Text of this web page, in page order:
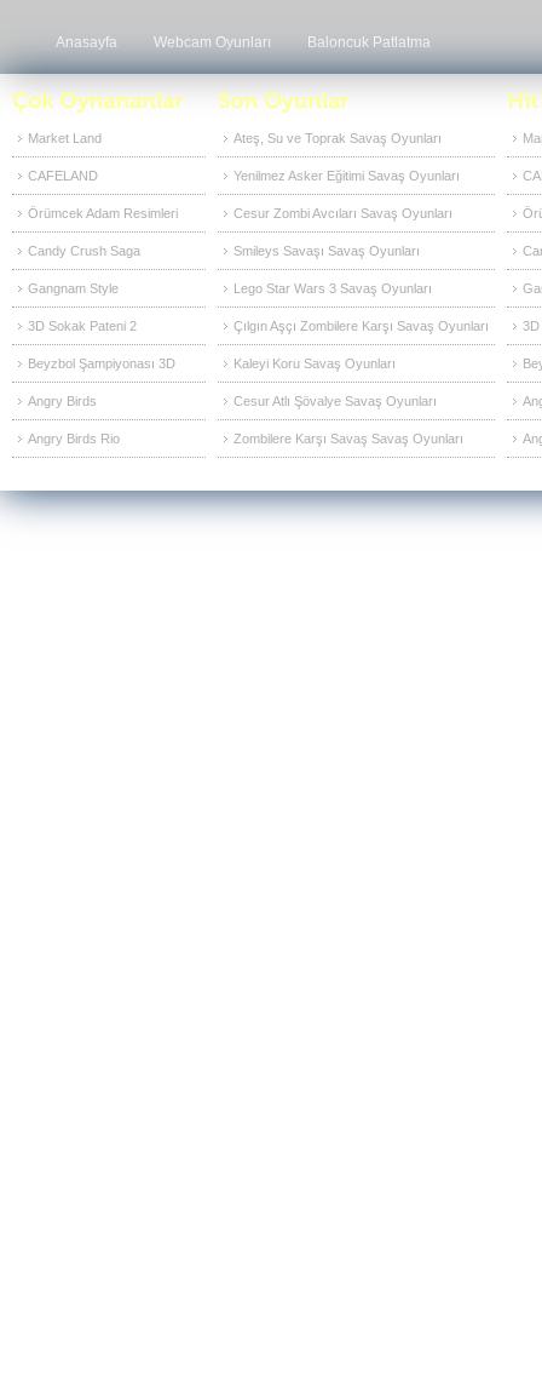
Anasayfa Webcam Oyunları Baloncuk Patlatma
Market Land
CAFELAND
Örümcek Adam Resimleri
Candy Crush Saga
Gangnam Style
3D Sokak Pateni 2
Beyzbol Şampiyonası 3D
Angry Birds
Angry Birds Rio
Ateş, Su ve Toprak Savaş Oyunları
Yenilmez Asker Eğitimi Savaş Oyunları
Cesur Zombi Avcıları Savaş Oyunları
Smileys Savaşı Savaş Oyunları
Lego Star Wars 3 Savaş Oyunları
Çılgın Aşçı Zombilere Karşı Savaş Oyunları
Kaleyi Koru Savaş Oyunları
Cesur Atlı Şövalye Savaş Oyunları
Zombilere Karşı Savaş Savaş Oyunları
3D